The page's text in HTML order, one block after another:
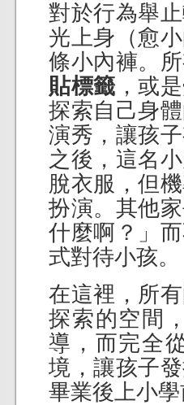
對於行為舉
光上身（愈
條小內褲。
貼標籤 ，或
探索自己身
演秀，讓孩
之後，這名
脫衣服，但
扮演。其他
什麼啊？」
式對待小孩。
在這裡，所
探索的空間
導，而完全
境，讓孩子
畢業後上小